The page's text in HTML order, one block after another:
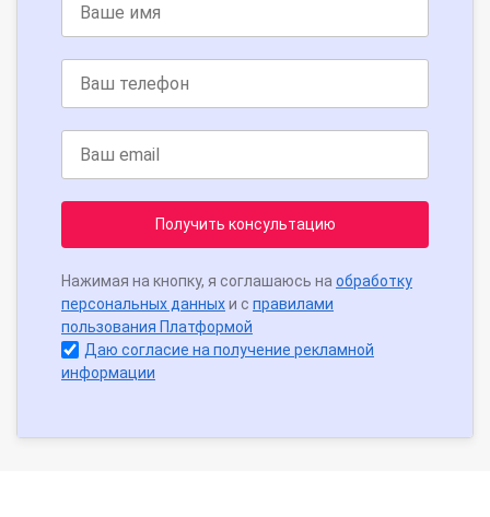
Получить консультацию
Нажимая на кнопку, я соглашаюсь на обработку
персональных данныхи с правилами
пользования Платформой
Даю согласие на получение рекламной
информации